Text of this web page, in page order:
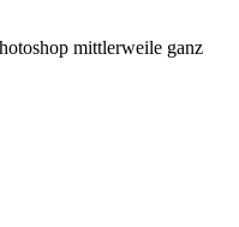
mittlerweile ganz